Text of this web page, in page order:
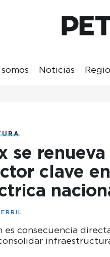
Noticias
se
clave
es consecuencia